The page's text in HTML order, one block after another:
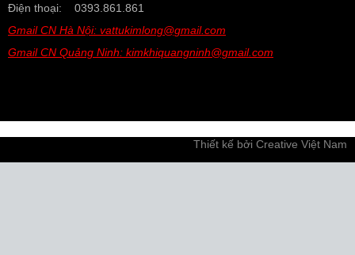
Điện thoại: 0393.861.861
Gmail CN Hà Nội: vattukimlong@gmail.com
Gmail CN Quảng Ninh: kimkhiquangninh@gmail.com
Thiết kế bởi Creative Việt Nam